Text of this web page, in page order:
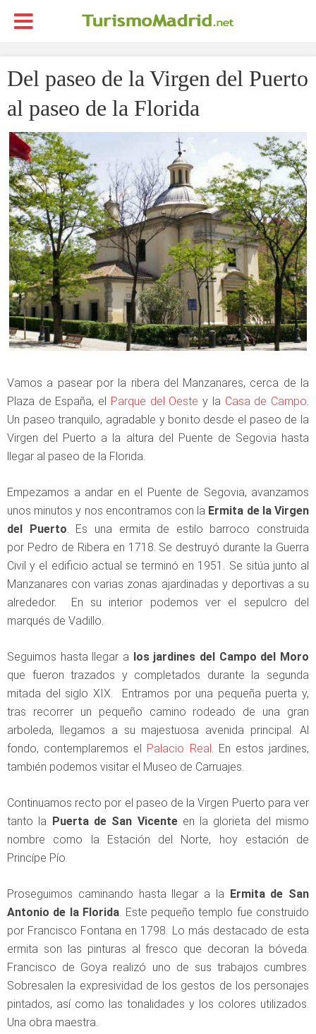
Del paseo de la Virgen del Puerto
al paseo de la Florida
Vamos a pasear por la ribera del Manzanares, cerca de la
Plaza de España, el Parque del Oeste y la Casa de Campo
Un paseo tranquilo, agradable y bonito desde el paseo de la
Virgen del Puerto a la altura del Puente de Segovia hasta
llegar al paseo de la Florida.
Empezamos a andar en el Puente de Segovia, avanzamos
unos minutos y nos encontramos con la Ermita de la Virgen
del Puerto . Es una ermita de estilo barroco construida
por Pedro de Ribera en 1718. Se destruyó durante la Guerra
Civil y el edificio actual se terminó en 1951. Se sitúa junto al
Manzanares con varias zonas ajardinadas y deportivas a su
alrededor. En su interior podemos ver el sepulcro del
marqués de Vadillo.
Seguimos hasta llegar a los jardines del Campo del Moro
que fueron trazados y completados durante la segunda
mitada del siglo XIX. Entramos por una pequeña puerta y,
tras recorrer un pequeño camino rodeado de una gran
arboleda, llegamos a su majestuosa avenida principal. Al
fondo, contemplaremos el Palacio Real . En estos jardines,
también podemos visitar el Museo de Carruajes.
Continuamos recto por el paseo de la Virgen Puerto para ver
tanto la Puerta de San Vicenteen la glorieta del mismo
nombre como la Estación del Norte, hoy estación de
Princípe Pío.
Proseguimos caminando hasta llegar a la Ermita de San
Antonio de la Florida . Este pequeño templo fue construido
por Francisco Fontana en 1798. Lo más destacado de esta
ermita son las pinturas al fresco que decoran la bóveda.
Francisco de Goya realizó uno de sus trabajos cumbres.
Sobresalen la expresividad de los gestos de los personajes
pintados, así como las tonalidades y los colores utilizados.
Una obra maestra.